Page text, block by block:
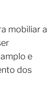
mobiliar a
e
dos